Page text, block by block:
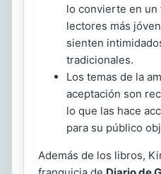
lo convierte en
lectores más
sienten
tradicionales.
Los temas de la
aceptación son
lo que las hace
para su público
Además de los libros,